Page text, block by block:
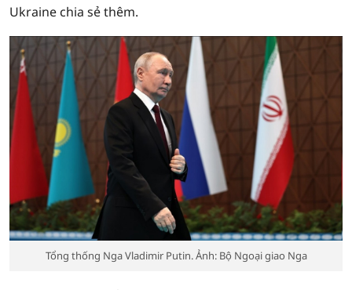
Ukraine chia sẻ thêm.
Tổng thống Nga Vladimir Putin. Ảnh: Bộ Ngoại giao Nga